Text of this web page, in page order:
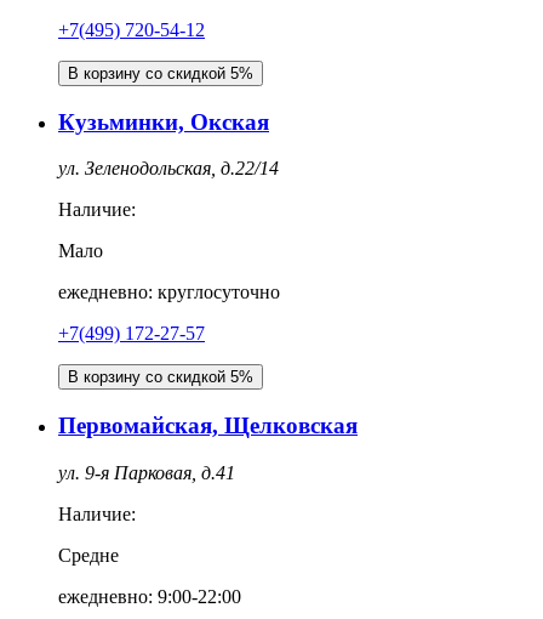
+7(495) 720-54-12
В корзину со скидкой 5%
Кузьминки, Окская
ул. Зеленодольская, д.22/14
Наличие:
Мало
ежедневно: круглосуточно
+7(499) 172-27-57
В корзину со скидкой 5%
Первомайская, Щелковская
ул. 9-я Парковая, д.41
Наличие:
Средне
ежедневно: 9:00-22:00